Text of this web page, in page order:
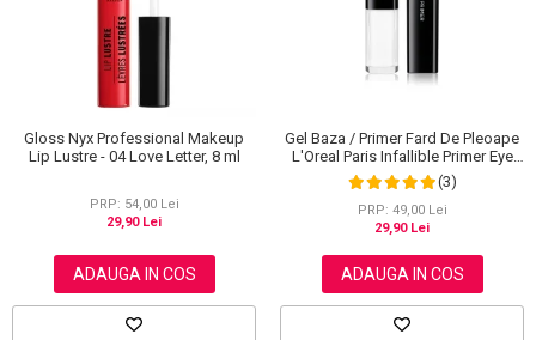
Gloss Nyx Professional Makeup
Lip Lustre - 04 Love Letter, 8 ml
PRP: 54,00 Lei
29,90 Lei
ADAUGA IN COS
Gel Baza / Primer Fard De Pleoape
L'Oreal Paris Infallible Primer Eye
Shadow Base 100, 3 ml
(3)
PRP: 49,00 Lei
29,90 Lei
ADAUGA IN COS